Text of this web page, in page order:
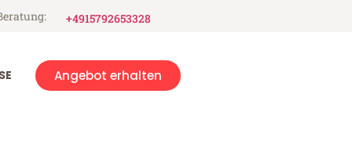
+4915792653328
Angebot erhalten